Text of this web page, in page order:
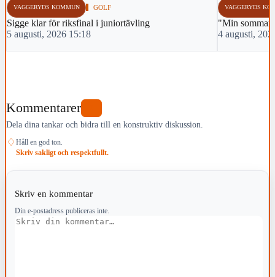
VAGGERYDS KOMMUN GOLF
Sigge klar för riksfinal i juniortävling
5 augusti, 2026 15:18
VAGGERYDS
"Min sommar
4 augusti,
Kommentarer
Dela dina tankar och bidra till en konstruktiv diskussion.
♢ Håll en god ton.
Skriv sakligt och respektfullt.
Skriv en kommentar
Din e-postadress publiceras inte.
Kommentar